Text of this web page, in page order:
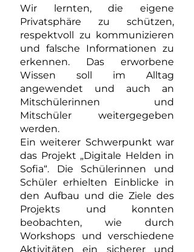
Wir lernten, die eigene
Privatsphäre zu schützen,
respektvoll zu kommunizieren
und falsche Informationen zu
erkennen. Das erworbene
Wissen soll im Alltag
angewendet und auch an
Mitschülerinnen und
Mitschüler weitergegeben
werden.
Ein weiterer Schwerpunkt war
das Projekt „Digitale Helden in
Sofia“. Die Schülerinnen und
Schüler erhielten Einblicke in
den Aufbau und die Ziele des
Projekts und konnten
beobachten, wie durch
Workshops und verschiedene
Aktivitäten ein sicherer und